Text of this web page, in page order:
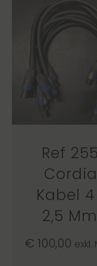
Ref
Kabel 4
2,5
€ 100,00 exkl.